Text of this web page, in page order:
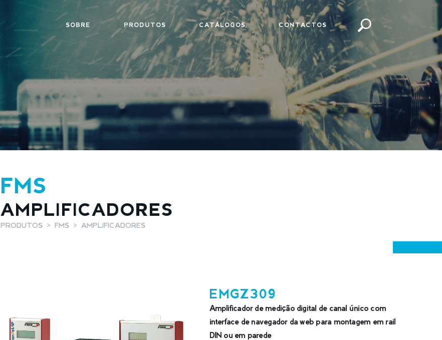
SOBRE PRODUTOS CATÁLOGOS CONTACTOS
FMS
AMPLIFICADORES
PRODUTOS FMS AMPLIFICADORES
EMGZ309
Amplificador de medição digital de canal único com
interface de navegador da web para montagem em rail
DIN ou em parede